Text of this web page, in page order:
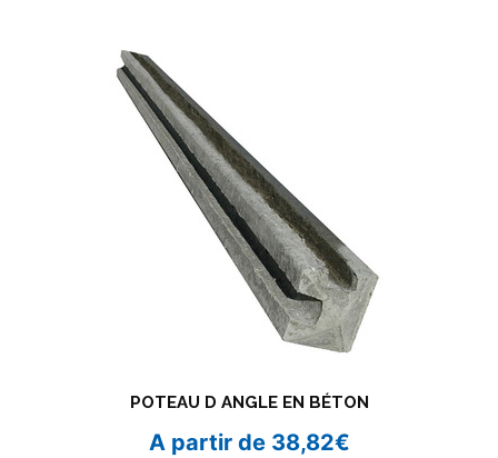
POTEAU D ANGLE EN BÉTON
A partir de 38,82€